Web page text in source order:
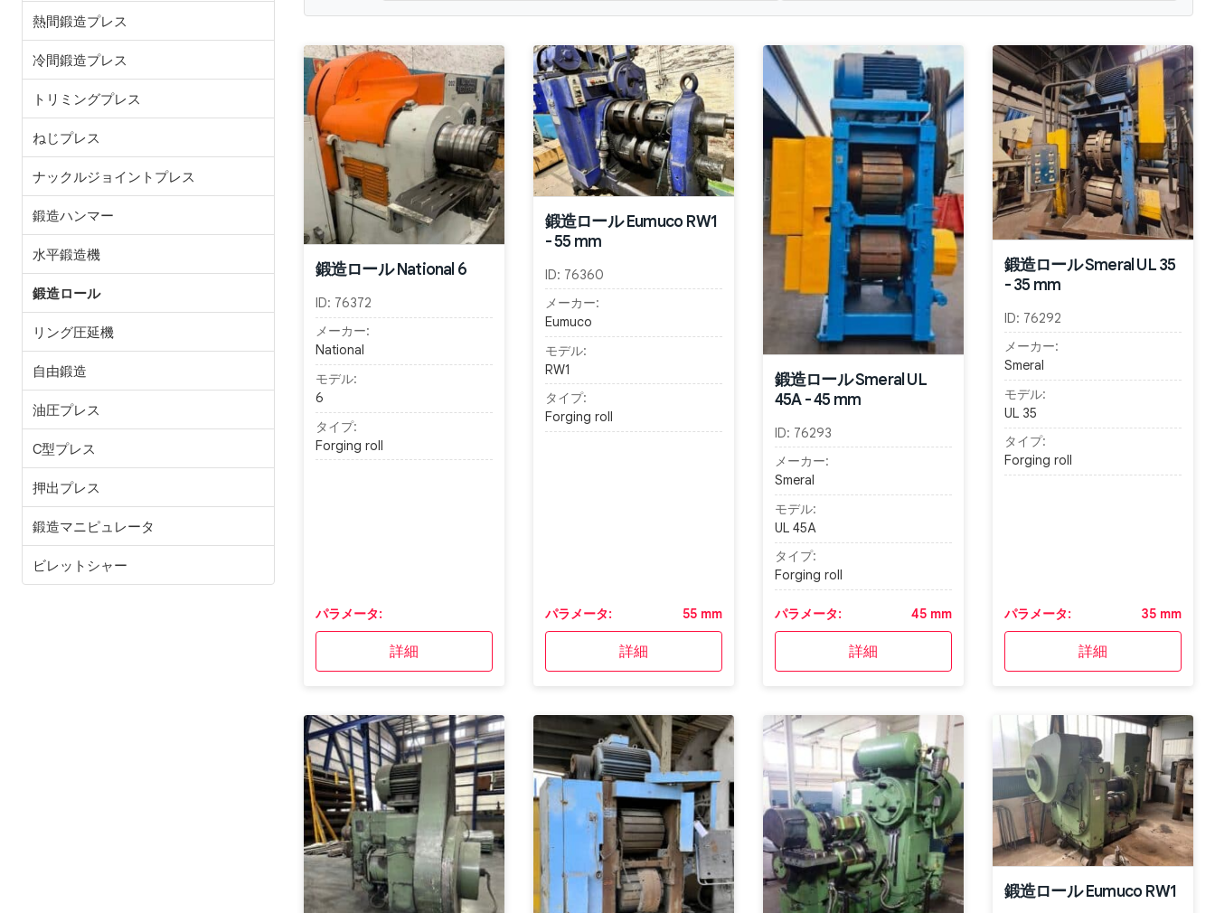
熱間鍛造プレス
冷間鍛造プレス
トリミングプレス
ねじプレス
ナックルジョイントプレス
鍛造ハンマー
水平鍛造機
鍛造ロール
リング圧延機
自由鍛造
油圧プレス
C型プレス
押出プレス
鍛造マニピュレータ
ビレットシャー
鍛造ロール National 6
ID: 76372
メーカー:
National
モデル:
6
タイプ:
Forging roll
パラメータ:
詳細
鍛造ロール Eumuco RW1
- 55 mm
ID: 76360
メーカー:
Eumuco
モデル:
RW1
タイプ:
Forging roll
パラメータ: 55 mm
詳細
鍛造ロール Smeral UL
45A - 45 mm
ID: 76293
メーカー:
Smeral
モデル:
UL 45A
タイプ:
Forging roll
パラメータ: 45 mm
詳細
鍛造ロール Smeral UL 35
- 35 mm
ID: 76292
メーカー:
Smeral
モデル:
UL 35
タイプ:
Forging roll
パラメータ: 35 mm
詳細
鍛造ロール Eumuco RW1